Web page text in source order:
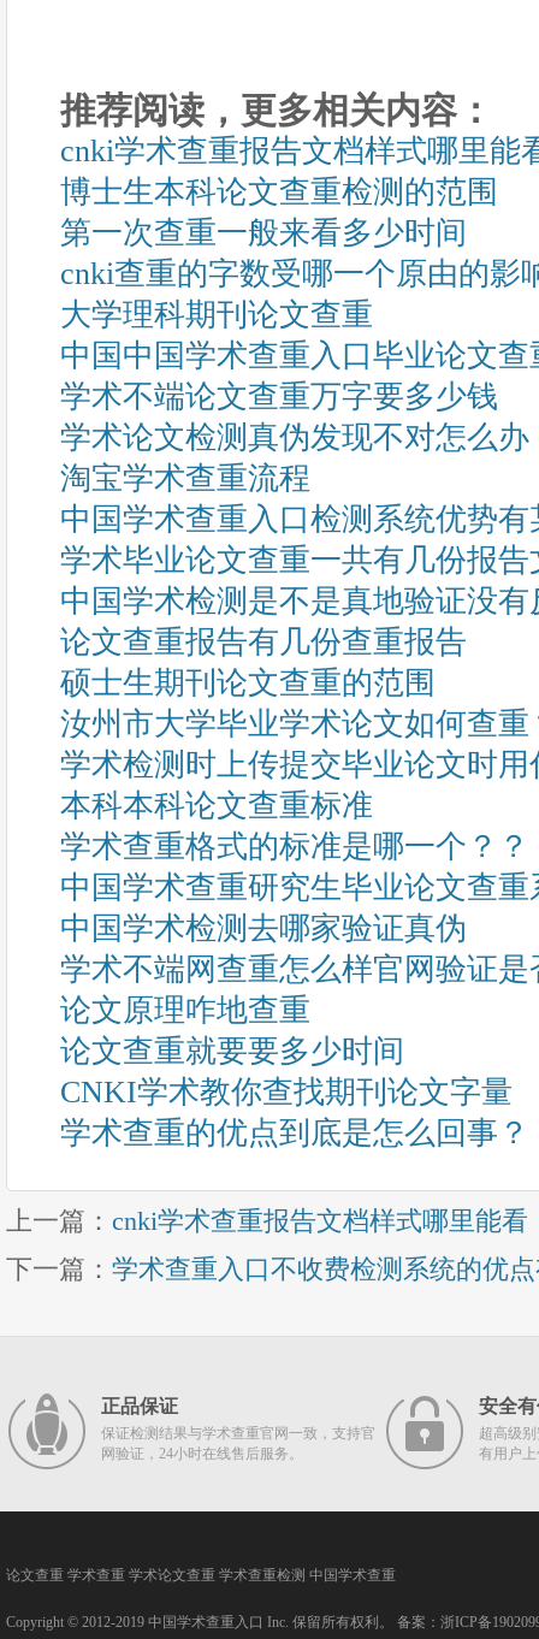
推荐阅读，更多相关内容：
cnki学术查重报告文档样式哪里能
博士生本科论文查重检测的范围
第一次查重一般来看多少时间
cnki查重的字数受哪一个原由的影
大学理科期刊论文查重
中国中国学术查重入口毕业论文
学术不端论文查重万字要多少钱
学术论文检测真伪发现不对怎么办
淘宝学术查重流程
中国学术查重入口检测系统优势有
学术毕业论文查重一共有几份报告
中国学术检测是不是真地验证没有
论文查重报告有几份查重报告
硕士生期刊论文查重的范围
汝州市大学毕业学术论文如何查
学术检测时上传提交毕业论文时
本科本科论文查重标准
学术查重格式的标准是哪一个？？
中国学术查重研究生毕业论文查重
中国学术检测去哪家验证真伪
学术不端网查重怎么样官网验证是
论文原理咋地查重
论文查重就要要多少时间
CNKI学术教你查找期刊论文字量
学术查重的优点到底是怎么回事？
上一篇： cnki学术查重报告文档样式哪里能看
下一篇： 学术查重入口不收费检测系统的优
正品保证
保证检测结果与学术查重官网一致，支持官
网验证，24小时在线售后服务。
安全
超高级
有用户
论文查重 学术查重 学术论文查重 学术查重检测 中国学术查重
Copyright © 2012-2019 中国学术查重入口 Inc. 保留所有权利。 备案： 浙ICP备